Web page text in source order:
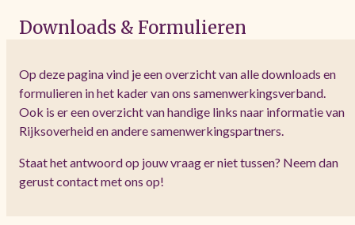
Downloads & Formulieren
Op deze pagina vind je een overzicht van alle downloads en
formulieren in het kader van ons samenwerkingsverband.
Ook is er een overzicht van handige links naar informatie van
Rijksoverheid en andere samenwerkingspartners.
Staat het antwoord op jouw vraag er niet tussen? Neem dan
gerust contact met ons op!